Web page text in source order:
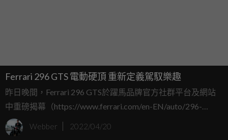
Ferrari 296 GTS 電動硬頂 重新定義駕馭樂趣
昨日晚間，Ferrari 296 GTS於躍馬品牌官方社群平台及網站
中重磅揭幕（https://www.ferrari.com/en-EN/auto/296-
gts）。全新躍馬雙座Berlinetta敞篷跑車採用後中置引擎配
置，並與Ferrari 296 GTB一脈相承，重新定義何謂駕駛樂
Webber 2022/04/20